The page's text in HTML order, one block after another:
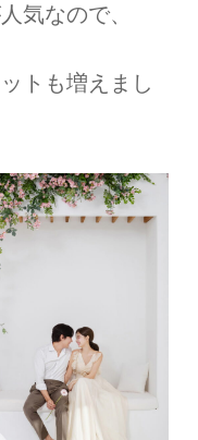
気なので、
トも増えまし